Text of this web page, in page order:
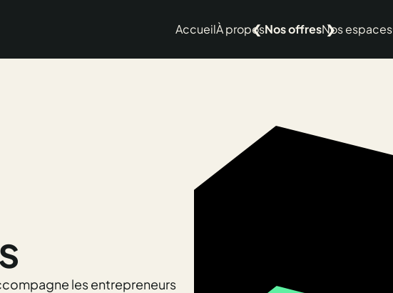
AccueilÀ proposNos offresNos espaces
les entrepreneurs